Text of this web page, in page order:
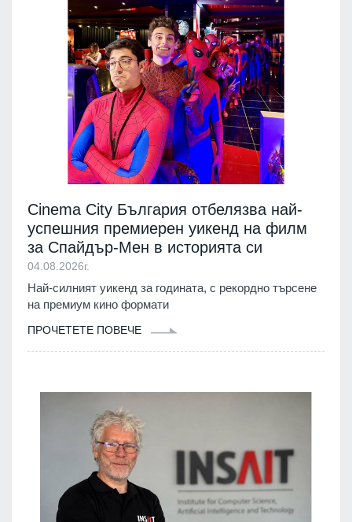
Cinema City България отбелязва най-
успешния премиерен уикенд на филм
за Спайдър-Мен в историята си
04.08.2026г.
Най-силният уикенд за годината, с рекордно търсене
на премиум кино формати
ПРОЧЕТЕТЕ ПОВЕЧЕ